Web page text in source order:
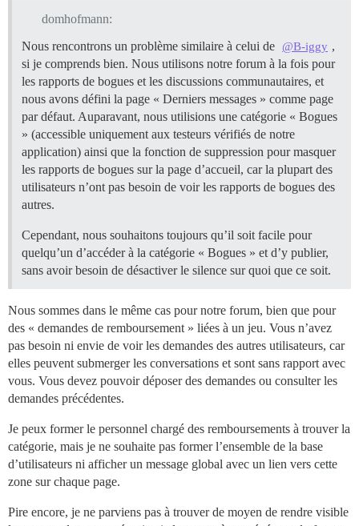
domhofmann:
Nous rencontrons un problème similaire à celui de @B-iggy ,
si je comprends bien. Nous utilisons notre forum à la fois pour
les rapports de bogues et les discussions communautaires, et
nous avons défini la page « Derniers messages » comme page
par défaut. Auparavant, nous utilisions une catégorie « Bogues
» (accessible uniquement aux testeurs vérifiés de notre
application) ainsi que la fonction de suppression pour masquer
les rapports de bogues sur la page d’accueil, car la plupart des
utilisateurs n’ont pas besoin de voir les rapports de bogues des
autres.
Cependant, nous souhaitons toujours qu’il soit facile pour
quelqu’un d’accéder à la catégorie « Bogues » et d’y publier,
sans avoir besoin de désactiver le silence sur quoi que ce soit.
Nous sommes dans le même cas pour notre forum, bien que pour
des « demandes de remboursement » liées à un jeu. Vous n’avez
pas besoin ni envie de voir les demandes des autres utilisateurs, car
elles peuvent submerger les conversations et sont sans rapport avec
vous. Vous devez pouvoir déposer des demandes ou consulter les
demandes précédentes.
Je peux former le personnel chargé des remboursements à trouver la
catégorie, mais je ne souhaite pas former l’ensemble de la base
d’utilisateurs ni afficher un message global avec un lien vers cette
zone sur chaque page.
Pire encore, je ne parviens pas à trouver de moyen de rendre visible